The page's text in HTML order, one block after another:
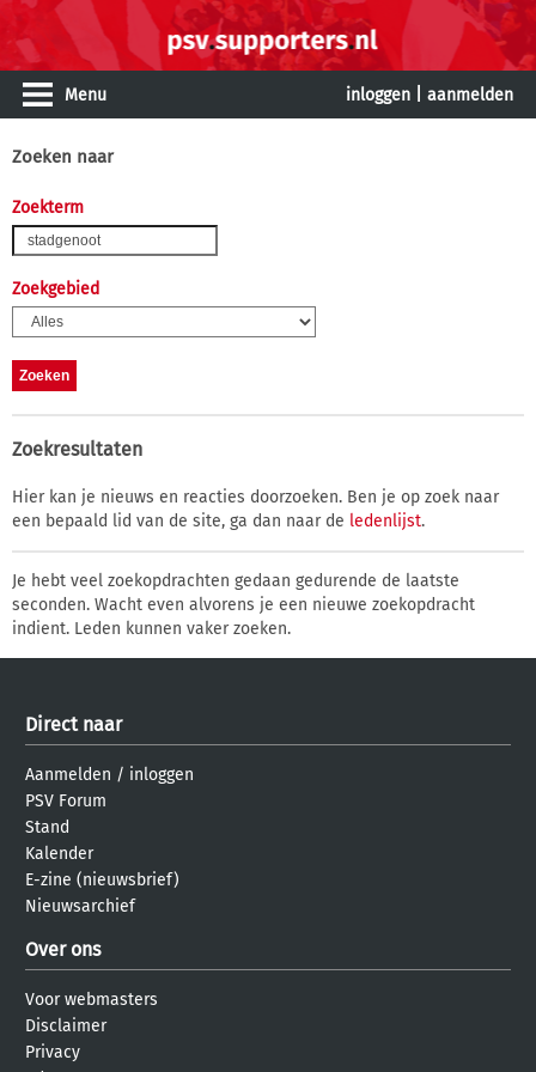
Menu inloggen aanmelden
Zoeken naar
Zoekterm
Zoekgebied
Zoekresultaten
Hier kan je nieuws en reacties doorzoeken. Ben je op zoek naar
een bepaald lid van de site, ga dan naar de ledenlijst.
Je hebt veel zoekopdrachten gedaan gedurende de laatste
seconden. Wacht even alvorens je een nieuwe zoekopdracht
indient. Leden kunnen vaker zoeken.
Direct naar
Aanmelden / inloggen
PSV Forum
Stand
Kalender
E-zine (nieuwsbrief)
Nieuwsarchief
Over ons
Voor webmasters
Disclaimer
Privacy